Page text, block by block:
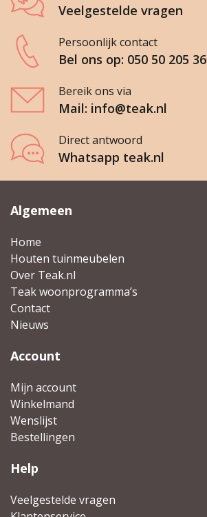
Veelgestelde vragen
Persoonlijk contact
Bel ons op: 050 50 205 36
Bereik ons via
Mail: info@teak.nl
Direct antwoord
Whatsapp teak.nl
Algemeen
Home
Houten tuinmeubelen
Over Teak.nl
Teak woonprogramma’s
Contact
Nieuws
Account
Mijn account
Winkelmand
Wenslijst
Bestellingen
Help
Veelgestelde vragen